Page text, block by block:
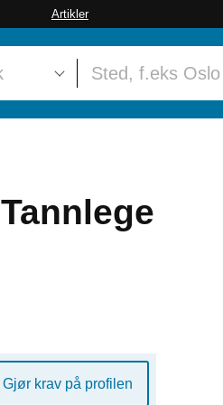
Artikler
Gjør krav på profilen